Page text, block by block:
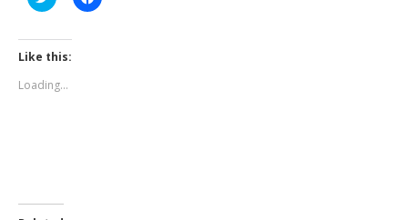
to
Twitter
(Opens
in
window)
to
Like this:
Loading...